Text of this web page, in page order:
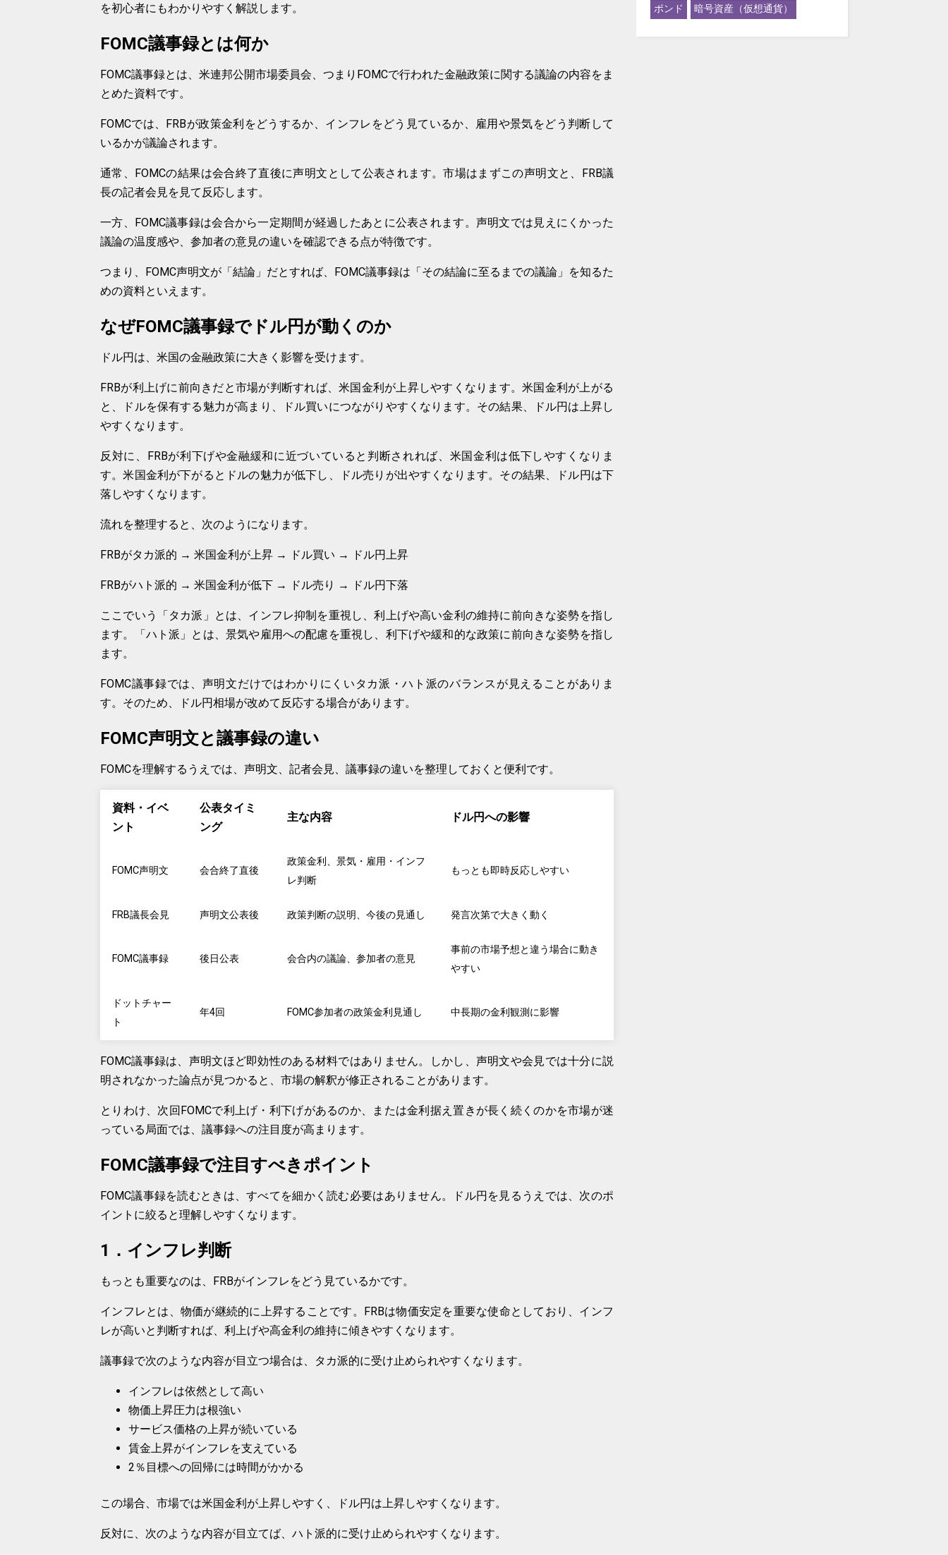
を初心者にもわかりやすく解説します。
FOMC議事録とは何か
FOMC議事録とは、米連邦公開市場委員会、つまりFOMCで行われた金融政策に関する議論の内容をま
とめた資料です。
FOMCでは、FRBが政策金利をどうするか、インフレをどう見ているか、雇用や景気をどう判断して
いるかが議論されます。
通常、FOMCの結果は会合終了直後に声明文として公表されます。市場はまずこの声明文と、FRB議
長の記者会見を見て反応します。
一方、FOMC議事録は会合から一定期間が経過したあとに公表されます。声明文では見えにくかった
議論の温度感や、参加者の意見の違いを確認できる点が特徴です。
つまり、FOMC声明文が「結論」だとすれば、FOMC議事録は「その結論に至るまでの議論」を知るた
めの資料といえます。
なぜFOMC議事録でドル円が動くのか
ドル円は、米国の金融政策に大きく影響を受けます。
FRBが利上げに前向きだと市場が判断すれば、米国金利が上昇しやすくなります。米国金利が上がる
と、ドルを保有する魅力が高まり、ドル買いにつながりやすくなります。その結果、ドル円は上昇し
やすくなります。
反対に、FRBが利下げや金融緩和に近づいていると判断されれば、米国金利は低下しやすくなりま
す。米国金利が下がるとドルの魅力が低下し、ドル売りが出やすくなります。その結果、ドル円は下
落しやすくなります。
流れを整理すると、次のようになります。
FRBがタカ派的 → 米国金利が上昇 → ドル買い → ドル円上昇
FRBがハト派的 → 米国金利が低下 → ドル売り → ドル円下落
ここでいう「タカ派」とは、インフレ抑制を重視し、利上げや高い金利の維持に前向きな姿勢を指し
ます。「ハト派」とは、景気や雇用への配慮を重視し、利下げや緩和的な政策に前向きな姿勢を指し
ます。
FOMC議事録では、声明文だけではわかりにくいタカ派・ハト派のバランスが見えることがありま
す。そのため、ドル円相場が改めて反応する場合があります。
FOMC声明文と議事録の違い
FOMCを理解するうえでは、声明文、記者会見、議事録の違いを整理しておくと便利です。
資料・イベ
ント
公表タイミ
ング
主な内容 ドル円への影響
FOMC声明文 会合終了直後
政策金利、景気・雇用・インフ
レ判断
もっとも即時反応しやすい
FRB議長会見 声明文公表後 政策判断の説明、今後の見通し 発言次第で大きく動く
FOMC議事録 後日公表 会合内の議論、参加者の意見
事前の市場予想と違う場合に動き
やすい
ドットチャー
ト
年4回 FOMC参加者の政策金利見通し 中長期の金利観測に影響
FOMC議事録は、声明文ほど即効性のある材料ではありません。しかし、声明文や会見では十分に説
明されなかった論点が見つかると、市場の解釈が修正されることがあります。
とりわけ、次回FOMCで利上げ・利下げがあるのか、または金利据え置きが長く続くのかを市場が迷
っている局面では、議事録への注目度が高まります。
FOMC議事録で注目すべきポイント
FOMC議事録を読むときは、すべてを細かく読む必要はありません。ドル円を見るうえでは、次のポ
イントに絞ると理解しやすくなります。
1．インフレ判断
もっとも重要なのは、FRBがインフレをどう見ているかです。
インフレとは、物価が継続的に上昇することです。FRBは物価安定を重要な使命としており、インフ
レが高いと判断すれば、利上げや高金利の維持に傾きやすくなります。
議事録で次のような内容が目立つ場合は、タカ派的に受け止められやすくなります。
インフレは依然として高い
物価上昇圧力は根強い
サービス価格の上昇が続いている
賃金上昇がインフレを支えている
2％目標への回帰には時間がかかる
この場合、市場では米国金利が上昇しやすく、ドル円は上昇しやすくなります。
反対に、次のような内容が目立てば、ハト派的に受け止められやすくなります。
ポンド 暗号資産（仮想通貨）